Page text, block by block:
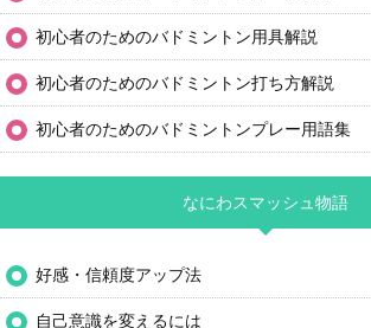
初心者のためのバドミントン用具解説
初心者のためのバドミントン打ち方解説
初心者のためのバドミントンプレー用語集
なにわスマッシュ物語
好感・信頼度アップ法
自己意識を変えるには